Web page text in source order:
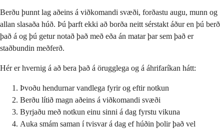
Berðu þunnt lag aðeins á viðkomandi svæði, forðastu augu, munn og
allan slasaða húð. Þú þarft ekki að borða neitt sérstakt áður en þú berð
það á og þú getur notað það með eða án matar þar sem það er
staðbundin meðferð.
Hér er hvernig á að bera það á örugglega og á áhrifaríkan hátt:
Þvoðu hendurnar vandlega fyrir og eftir notkun
Berðu lítið magn aðeins á viðkomandi svæði
Byrjaðu með notkun einu sinni á dag fyrstu vikuna
Auka smám saman í tvisvar á dag ef húðin þolir það vel